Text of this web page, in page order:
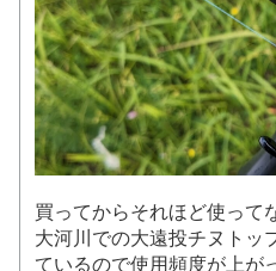
買ってからそれほど使って
大河川での大遠投チヌトッ
ているので使用頻度が上が